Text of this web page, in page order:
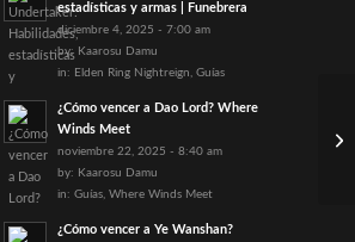
estadísticas y armas | Funebrera
diciembre 4, 2025 - 7:00 am
by: Kaarosu Damu
in: Elden Ring Nightreign, Guías
¿Cómo vencer a Dao Lord? Where
Winds Meet
noviembre 22, 2025 - 8:40 am
by: Kaarosu Damu
in: Guías, Where Winds Meet
¿Cómo vencer a Ye Wanshan?